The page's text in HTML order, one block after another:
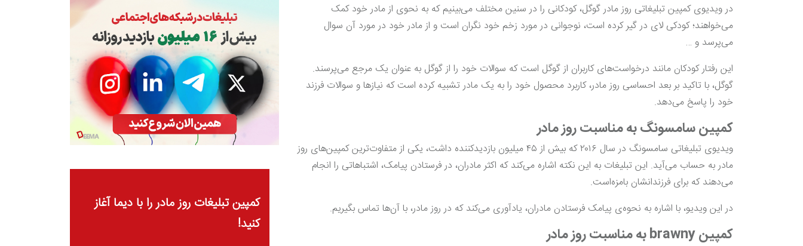
در ویدیوی کمپین تبلیغاتی روز مادر گوگل، کودکانی را در سنین مختلف می‌بینیم که به نحوی از مادر خود کمک
می‌خواهند؛ کودکی لای در گیر کرده است، نوجوانی در مورد زخم خود نگران است و از مادر خود در مورد آن سوال
می‌پرسد و …
این رفتار کودکان مانند درخواست‌های کاربران از گوگل است که سوالات خود را از گوگل به عنوان یک مرجع می‌پرسند.
گوگل، با تاکید بر بعد احساسی روز مادر، کاربرد محصول خود را به یک مادر تشبیه کرده است که نیازها و سوالات فرزند
خود را پاسخ می‌دهد.
کمپین سامسونگ به مناسبت روز مادر
ویدیوی تبلیغاتی سامسونگ در سال ۲۰۱۶ که بیش از ۴۵ میلیون بازدیدکننده داشت، یکی از متفاوت‌ترین کمپین‌های روز
مادر به حساب می‌آید. این تبلیغات به این نکته اشاره می‌کند که اکثر مادران، در فرستادن پیامک، اشتباهاتی را انجام
می‌دهند که برای فرزندانشان بامزه‌است.
در این ویدیو، با اشاره به نحوه‌ی پیامک فرستادن مادران، یادآوری می‌کند که در روز مادر، با آن‌ها تماس بگیریم.
کمپین brawny به مناسبت روز مادر
کمپین تبلیغات روز مادر را با دیما آغاز
کنید!